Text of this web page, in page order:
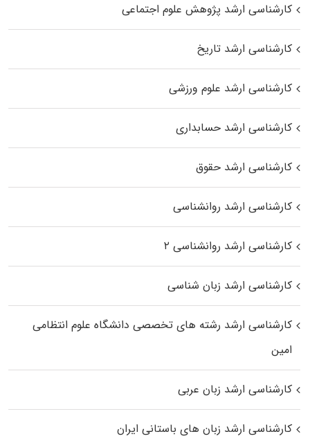
کارشناسی ارشد پژوهش علوم اجتماعی
کارشناسی ارشد تاریخ
کارشناسی ارشد علوم ورزشی
کارشناسی ارشد حسابداری
کارشناسی ارشد حقوق
کارشناسی ارشد روانشناسی
کارشناسی ارشد روانشناسی ۲
کارشناسی ارشد زبان شناسی
کارشناسی ارشد رﺷﺘﻪ ﻫﺎی تخصصی داﻧﺸﮕﺎه ﻋﻠﻮم انتظامی
اﻣﻴﻦ
کارشناسی ارشد زبان عربی
کارشناسی ارشد زبان‌ های باستانی ایران